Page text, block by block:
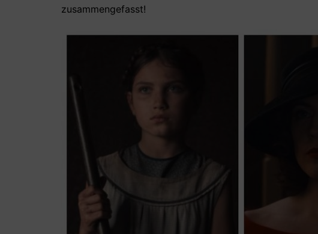
b
o
A
p
zusammengefasst!